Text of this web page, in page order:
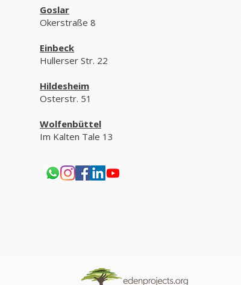
Goslar
Okerstraße 8
Einbeck
Hullerser Str. 22
Hildesheim
Osterstr. 51
Wolfenbüttel
Im Kalten Tale 13